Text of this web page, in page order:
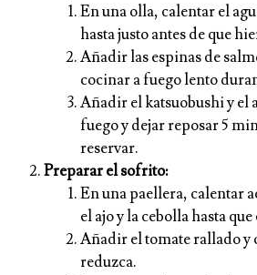
En una olla, calentar el
hasta justo antes de que
Añadir las espinas de
cocinar a fuego lento
Añadir el katsuobushi y
fuego y dejar reposar 5
reservar.
Preparar el sofrito:
En una paellera, calentar
el ajo y la cebolla hasta
Añadir el tomate rallado y
reduzca.